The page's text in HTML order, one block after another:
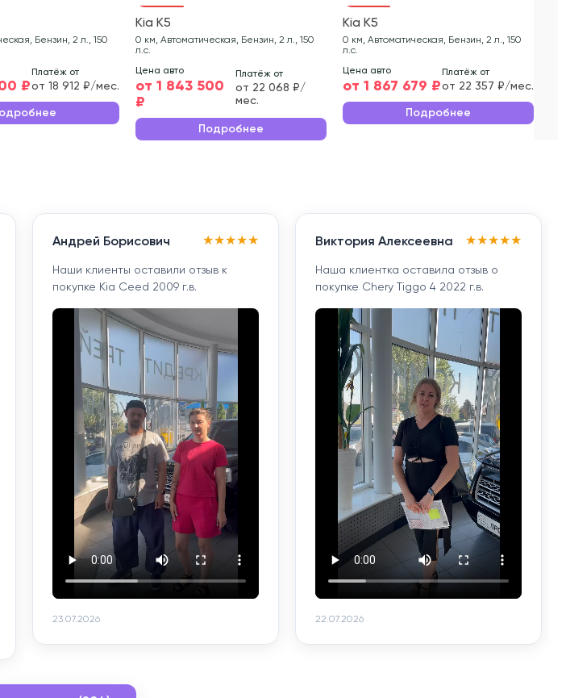
Бензин, 2 л., 150
₽
Платёж от
от 18 912 ₽/мес.
Kia K5
0 км, Автоматическая, Бензин, 2 л., 150
л.с.
Цена авто
от 1 843 500
₽
Платёж от
от 22 068 ₽/
мес.
Подробнее
Kia K5
0 км, Автоматическая, Бензин, 2 л., 150
л.с.
Цена авто
от 1 867 679 ₽
Платёж от
от 22 357 ₽/мес.
Подробнее
Андрей Борисович ★★★★★
Наши клиенты оставили отзыв к
покупке Kia Ceed 2009 г.в.
23.07.2026
Виктория Алексеевна ★★★★★
Наша клиентка оставила отзыв о
покупке Chery Tiggo 4 2022 г.в.
22.07.2026